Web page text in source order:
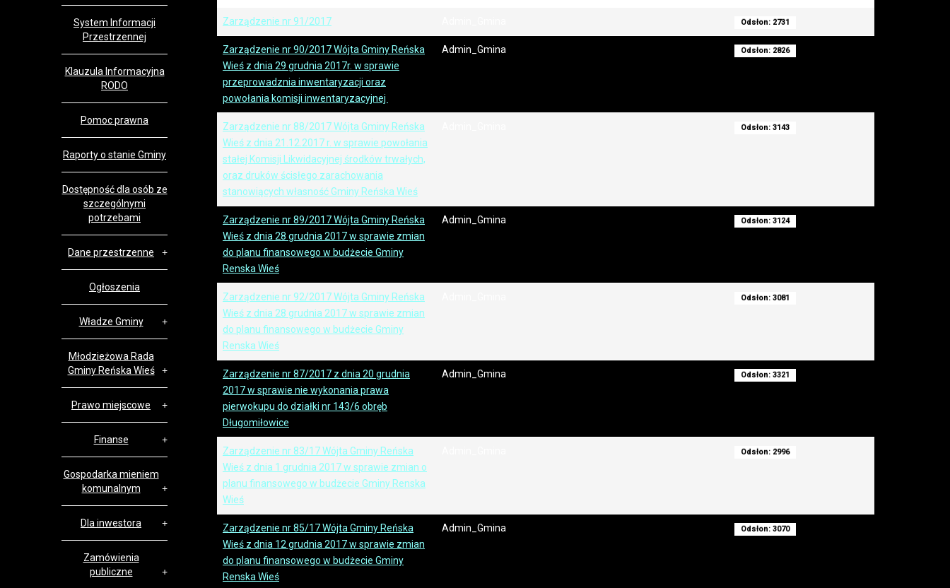
Zarządzenie nr 91/2017 Odsłon: 2731
Zarządzenie nr 90/2017 Wójta Gminy Reńska
Wieś z dnia 29 grudnia 2017r. w sprawie
przeprowadznia inwentaryzacji oraz
powołania komisji inwentaryzacyjnej
Admin_Gmina Odsłon: 2826
Zarządzenie nr 88/2017 Wójta Gminy Reńska
Wieś z dnia 21.12.2017 r. w sprawie powołania
stałej Komisji Likwidacyjnej środków trwałych,
oraz druków ścisłego zarachowania
stanowiących własność Gminy Reńska Wieś
Odsłon: 3143
Zarządzenie nr 89/2017 Wójta Gminy Reńska
Wieś z dnia 28 grudnia 2017 w sprawie zmian
do planu finansowego w budżecie Gminy
Renska Wieś
Admin_Gmina Odsłon: 3124
Zarządzenie nr 92/2017 Wójta Gminy Reńska
Wieś z dnia 28 grudnia 2017 w sprawie zmian
do planu finansowego w budżecie Gminy
Renska Wieś
Odsłon: 3081
Zarządzenie nr 87/2017 z dnia 20 grudnia
2017 w sprawie nie wykonania prawa
pierwokupu do działki nr 143/6 obręb
Długomiłowice
Admin_Gmina Odsłon: 3321
Zarządzenie nr 83/17 Wójta Gminy Reńska
Wieś z dnia 1 grudnia 2017 w sprawie zmian o
planu finansowego w budżecie Gminy Renska
Wieś
Odsłon: 2996
Zarządzenie nr 85/17 Wójta Gminy Reńska
Wieś z dnia 12 grudnia 2017 w sprawie zmian
do planu finansowego w budżecie Gminy
Renska Wieś
Admin_Gmina Odsłon: 3070
System Informacji
Przestrzennej
Klauzula Informacyjna
RODO
Pomoc prawna
Raporty o stanie Gminy
Dostępność dla osób ze
szczególnymi
potrzebami
Dane przestrzenne
Ogłoszenia
Władze Gminy
Młodzieżowa Rada
Gminy Reńska Wieś
Prawo miejscowe
Finanse
Gospodarka mieniem
komunalnym
Dla inwestora
Zamówienia
publiczne